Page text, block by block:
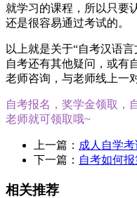
就学习的课程，所以只要
还是很容易通过考试的。
以上就是关于“自考汉语
自考还有其他疑问，或有
老师咨询，与老师线上一
自考报名，奖学金领取，
老师就可领取哦~
上一篇： 成人自学
下一篇： 自考如何
相关推荐